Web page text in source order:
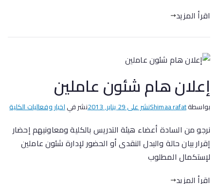
اقرأ المزيد
إعلان هام شئون عاملين
بواسطةShimaa rafatنشر على29 يناير, 2013 نشر فياخبار وفعاليات الكلية
نرجو من السادة أعضاء هيئة التدريس بالكلية ومعاونيهم إحضار
إقرار بيان حالة والبدل النقدى أو الحضور لإدارة شئون عاملين
لإستكمال المطلوب
اقرأ المزيد